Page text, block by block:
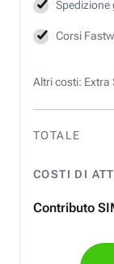
Spedizione
Corsi
Altri costi: Extra
TOTALE
COSTI DI
Contributo